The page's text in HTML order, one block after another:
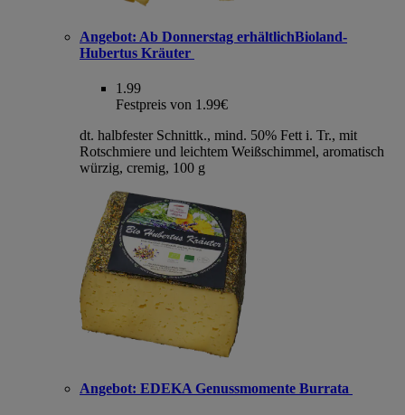
Angebot: Ab Donnerstag erhältlichBioland-
Hubertus Kräuter
1.99
Festpreis von 1.99€
dt. halbfester Schnittk., mind. 50% Fett i. Tr., mit
Rotschmiere und leichtem Weißschimmel, aromatisch
würzig, cremig, 100 g
Angebot: EDEKA Genussmomente Burrata